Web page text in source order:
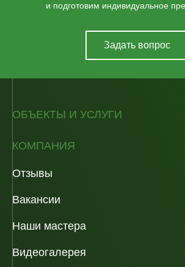
и подготовим индивидуальное
Задать вопрос
ОБЪЕКТЫ И УСЛУГИ
КОМПАНИЯ
Отзывы
Вакансии
Наши мастера
Видеогалерея